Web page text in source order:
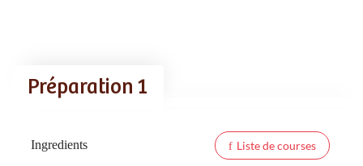
Préparation 1
Ingredients Liste de courses